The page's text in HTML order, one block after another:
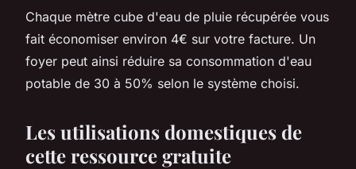
Chaque mètre cube d'eau de pluie récupérée vous
fait économiser environ 4€ sur votre facture. Un
foyer peut ainsi réduire sa consommation d'eau
potable de 30 à 50% selon le système choisi.
Les utilisations domestiques de
cette ressource gratuite